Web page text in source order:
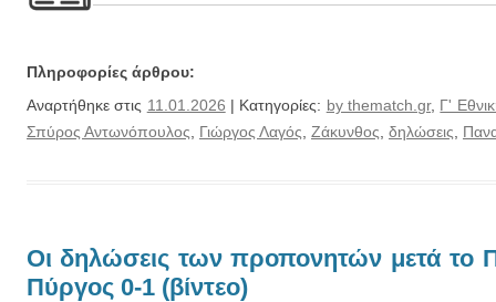
Πληροφορίες άρθρου:
Αναρτήθηκε στις 11.01.2026 | Κατηγορίες: by thematch.gr, Γ'
Σπύρος Αντωνόπουλος
Γιώργος Λαγός Ζάκυνθος δηλώσεις
Οι δηλώσεις των προπονητών μετά το
Πύργος 0-1 (βίντεο)